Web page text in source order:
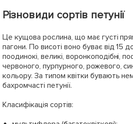
Різновиди сортів петунії
Це кущова рослина, що має густі
пагони. По висоті воно буває від 15
поодинокі, великі, воронкоподібні,
червоного, пурпурного, рожевого,
кольору. За типом квітки бувають
бахромчасті петунії.
Класифікація сортів: